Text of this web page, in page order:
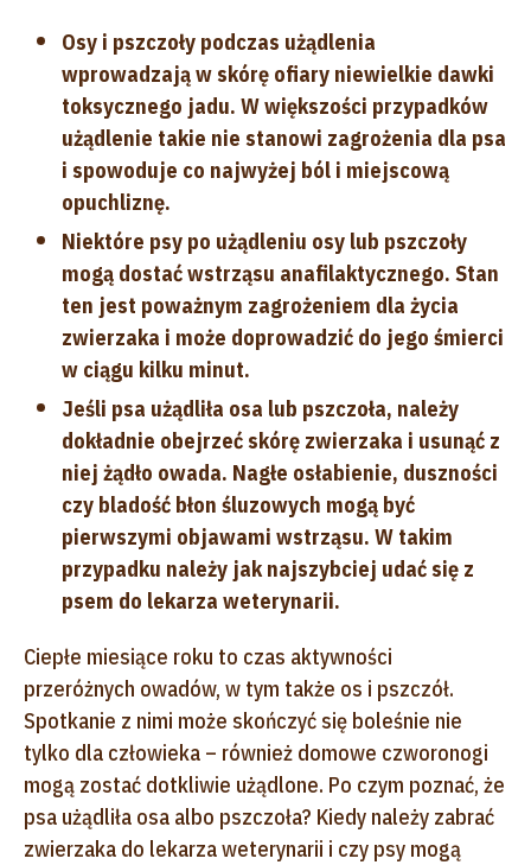
Osy i pszczoły podczas użądlenia
wprowadzają w skórę ofiary niewielkie dawki
toksycznego jadu. W większości przypadków
użądlenie takie nie stanowi zagrożenia dla psa
i spowoduje co najwyżej ból i miejscową
opuchliznę.
Niektóre psy po użądleniu osy lub pszczoły
mogą dostać wstrząsu anafilaktycznego. Stan
ten jest poważnym zagrożeniem dla życia
zwierzaka i może doprowadzić do jego śmierci
w ciągu kilku minut.
Jeśli psa użądliła osa lub pszczoła, należy
dokładnie obejrzeć skórę zwierzaka i usunąć z
niej żądło owada. Nagłe osłabienie, duszności
czy bladość błon śluzowych mogą być
pierwszymi objawami wstrząsu. W takim
przypadku należy jak najszybciej udać się z
psem do lekarza weterynarii.
Ciepłe miesiące roku to czas aktywności
przeróżnych owadów, w tym także os i pszczół.
Spotkanie z nimi może skończyć się boleśnie nie
tylko dla człowieka – również domowe czworonogi
mogą zostać dotkliwie użądlone. Po czym poznać, że
psa użądliła osa albo pszczoła? Kiedy należy zabrać
zwierzaka do lekarza weterynarii i czy psy mogą